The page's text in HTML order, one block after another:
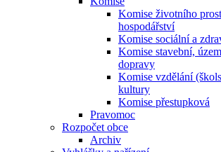
Komise životního
hospodářství
Komise sociální a
Komise stavební,
dopravy
Komise vzdělání
kultury
Komise přestupková
Pravomoc
Rozpočet obce
Archiv